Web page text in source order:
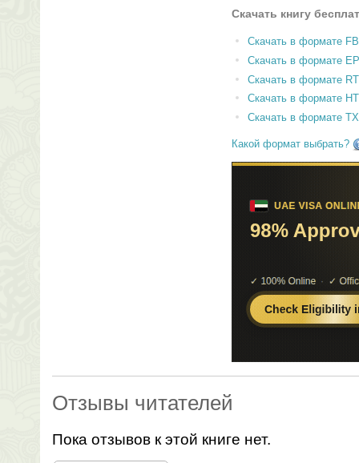
Скачать книгу
Скачать в формате
Скачать в формате
Скачать в формате
Скачать в формате
Скачать в формате
Какой формат выбрать?
Отзывы читателей
Пока отзывов к этой книге нет.